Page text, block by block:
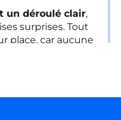
un déroulé clair,
surprises. Tout
place, car aucune